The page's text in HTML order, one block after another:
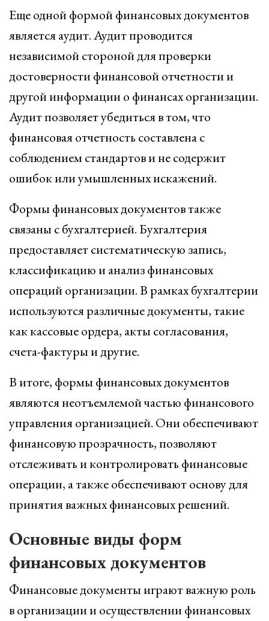
Еще одной формой финансовых документов
является аудит. Аудит проводится
независимой стороной для проверки
достоверности финансовой отчетности и
другой информации о финансах организации.
Аудит позволяет убедиться в том, что
финансовая отчетность составлена с
соблюдением стандартов и не содержит
ошибок или умышленных искажений.
Формы финансовых документов также
связаны с бухгалтерией. Бухгалтерия
предоставляет систематическую запись,
классификацию и анализ финансовых
операций организации. В рамках бухгалтерии
используются различные документы, такие
как кассовые ордера, акты согласования,
счета-фактуры и другие.
В итоге, формы финансовых документов
являются неотъемлемой частью финансового
управления организацией. Они обеспечивают
финансовую прозрачность, позволяют
отслеживать и контролировать финансовые
операции, а также обеспечивают основу для
принятия важных финансовых решений.
Основные виды форм
финансовых документов
Финансовые документы играют важную роль
в организации и осуществлении финансовых